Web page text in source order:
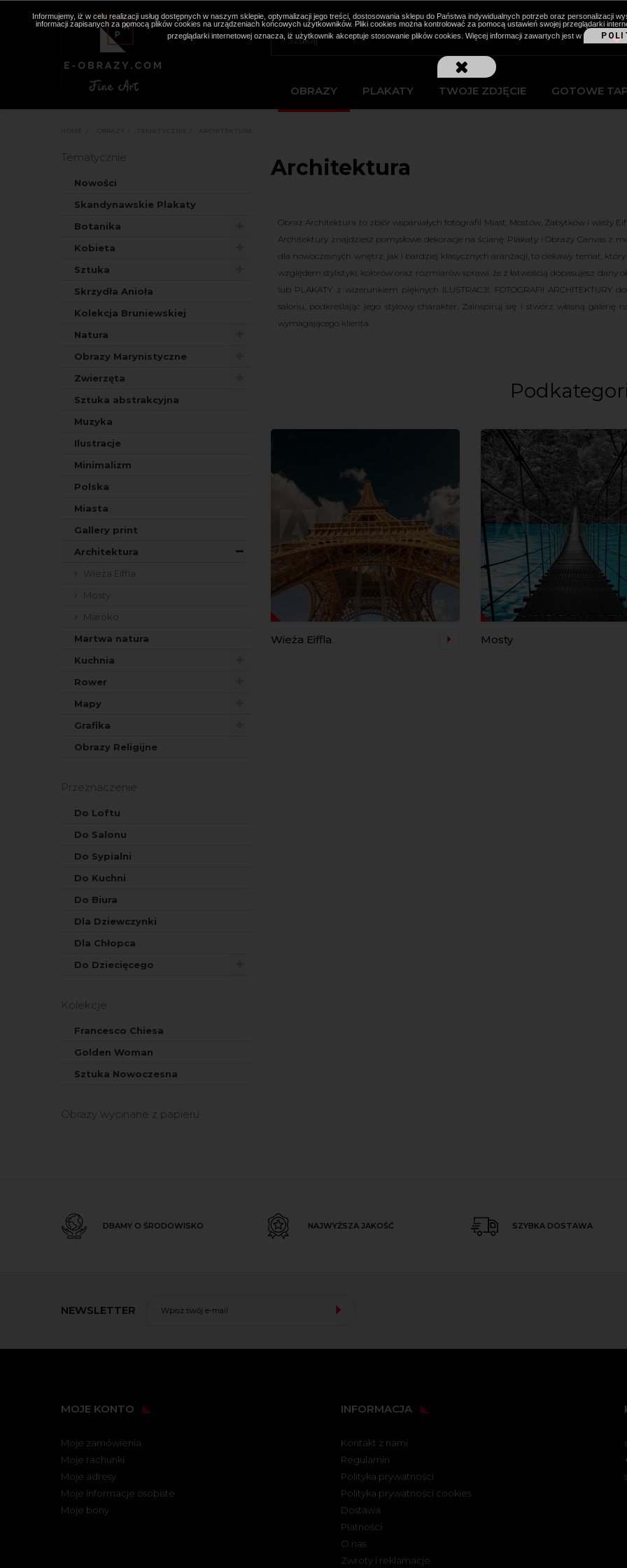
OBRAZY PLAKATY TWOJE ZDJĘCIE GOTOWE
Tematycznie
Nowości
Skandynawskie Plakaty
Botanika
Kobieta
Sztuka
Skrzydła Anioła
Kolekcja Bruniewskiej
Natura
Obrazy Marynistyczne
Zwierzęta
Sztuka abstrakcyjna
Muzyka
Ilustracje
Minimalizm
Polska
Miasta
Gallery print
Architektura
Wieża Eiffla
Mosty
Maroko
Martwa natura
Kuchnia
Rower
Mapy
Grafika
Obrazy Religijne
Przeznaczenie
Do Loftu
Do Salonu
Do Sypialni
Do Kuchni
Do Biura
Dla Dziewczynki
Dla Chłopca
Do Dziecięcego
Kolekcje
Francesco Chiesa
Golden Woman
Sztuka Nowoczesna
Obrazy wycinane z papieru
Architektura
Obraz Architektura to zbiór wspaniałych fotografii Miast, Mostów, Zabytków i wieży
Architektury znajdziesz pomysłowe dekoracje na ścianę. Plakaty i Obrazy Canvas z
dla nowoczesnych wnętrz, jak i bardziej klasycznych aranżacji, to ciekawy temat,
względem stylistyki, kolorów oraz rozmiarów sprawi, że z łatwością dopasujesz dany
lub PLAKATY z wizerunkiem pięknych ILUSTRACJI, FOTOGRAFII
salonu, podkreślając jego stylowy charakter. Zainspiruj się i stwórz własną
wymagającego klienta.
Wieża Eiffla Mosty
DBAMY O ŚRODOWISKO NAJWYŻSZA JAKOŚĆ SZYBKA DOSTAWA
NEWSLETTER
MOJE KONTO
Moje zamówienia
Moje rachunki
Moje adresy
Moje informacje osobiste
Moje bony
INFORMACJA
Kontakt z nami
Regulamin
Polityka prywatności
Polityka prywatności cookies
Dostawa
Płatności
O nas
Zwroty i reklamacje
Informujemy, iż w celu realizacji usług dostępnych w naszym sklepie, optymalizacji jego treści, dostosowania sklepu do Państwa indywidualnych potrzeb oraz personalizacji
informacji zapisanych za pomocą plików cookies na urządzeniach końcowych użytkowników. Pliki cookies można kontrolować za pomocą ustawień swojej przeglądarki
przeglądarki internetowej oznacza, iż użytkownik akceptuje stosowanie plików cookies. Więcej informacji zawartych jest w